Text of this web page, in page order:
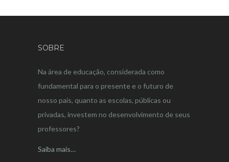
SOBRE
Na área de educação, considerada como
fundamental para o presente e o futuro de
nosso país, quanto as escolas, públicas ou
privadas, investem no desenvolvimento de seus
professores?
Saiba mais…